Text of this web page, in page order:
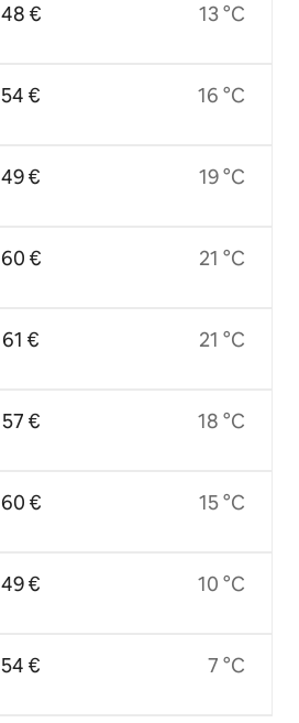
48 €
54 €
49 €
60 €
61 €
57 €
60 €
49 €
54 €
13 °C
16 °C
19 °C
21 °C
21 °C
18 °C
15 °C
10 °C
7 °C